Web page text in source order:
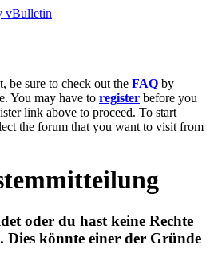
be sure to check out the FAQ by
You may have to register before you
link above to proceed. To start
the forum that you want to visit from
oder du hast keine Rechte
Dies könnte einer der Gründe